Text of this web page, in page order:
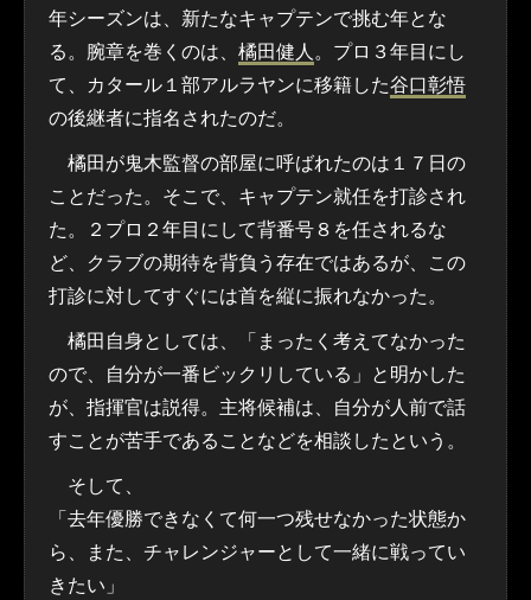
年シーズンは、新たなキャプテンで挑む年とな
る。腕章を巻くのは、 橘田健人 。プロ３年目にし
て、カタール１部アルラヤンに移籍した谷口彰悟
の後継者に指名されたのだ。
橘田が鬼木監督の部屋に呼ばれたのは１７日の
ことだった。そこで、キャプテン就任を打診され
た。２プロ２年目にして背番号８を任されるな
ど、クラブの期待を背負う存在ではあるが、この
打診に対してすぐには首を縦に振れなかった。
橘田自身としては、「まったく考えてなかった
ので、自分が一番ビックリしている」と明かした
が、指揮官は説得。主将候補は、自分が人前で話
すことが苦手であることなどを相談したという。
そして、
「去年優勝できなくて何一つ残せなかった状態か
ら、また、チャレンジャーとして一緒に戦ってい
きたい」